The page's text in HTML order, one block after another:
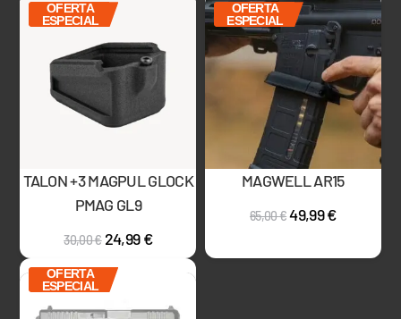
OFERTA
ESPECIAL
TALON +3 MAGPUL GLOCK
PMAG GL9
30,00€ 24,99€
OFERTA
ESPECIAL
MAGWELL AR15
65,00€ 49,99€
OFERTA
ESPECIAL
Sin stock